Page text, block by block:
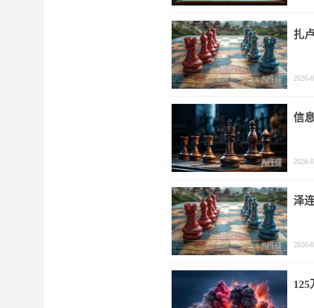
扎
2026-
信
2026-
泽
2026-